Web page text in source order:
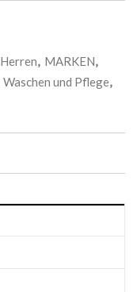
Herren, MARKEN,
Waschen und Pflege,